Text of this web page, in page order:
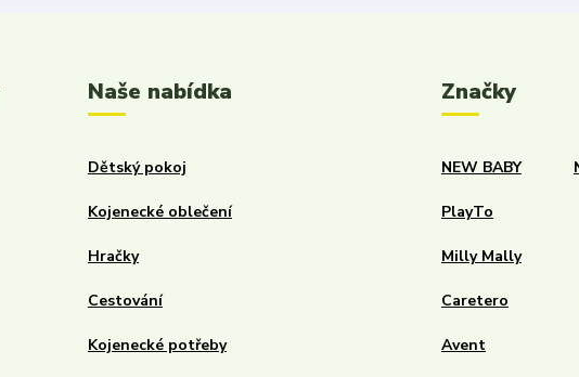
Naše nabídka
Dětský pokoj
Kojenecké oblečení
Hračky
Cestování
Kojenecké potřeby
Značky
NEW BABY
PlayTo
Milly Mally
Caretero
Avent